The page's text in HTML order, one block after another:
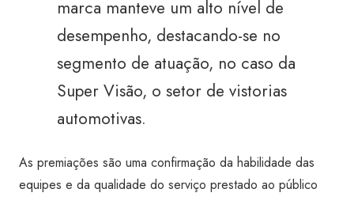
marca manteve um alto nível de
desempenho, destacando-se no
segmento de atuação, no caso da
Super Visão, o setor de vistorias
automotivas.
As premiações são uma confirmação da habilidade das
equipes e da qualidade do serviço prestado ao público